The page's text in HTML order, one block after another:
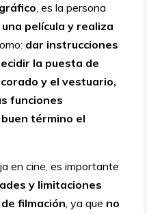
, es la persona
película y realiza
dar instrucciones
la puesta de
y el vestuario,
funciones
término el
en cine, es importante
y limitaciones
filmación, ya que no